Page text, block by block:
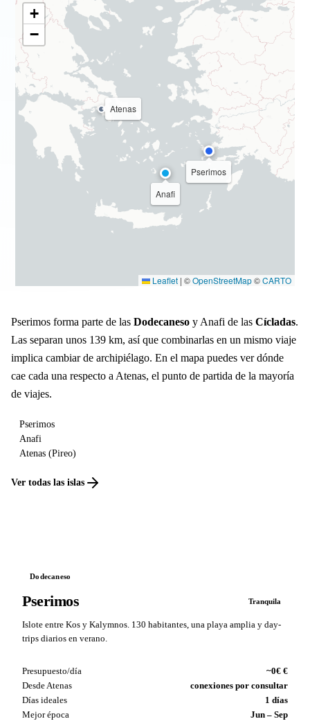
Pserimos
Anafi
Atenas
+
−
Leaflet | ©OpenStreetMap©CARTO
Pserimos forma parte de las Dodecaneso y Anafi de las Cícladas.
Las separan unos 139 km, así que combinarlas en un mismo viaje
implica cambiar de archipiélago. En el mapa puedes ver dónde
cae cada una respecto a Atenas, el punto de partida de la mayoría
de viajes.
Pserimos
Anafi
Atenas (Pireo)
Ver todas las islas
Dodecaneso
Pserimos Tranquila
Islote entre Kos y Kalymnos. 130 habitantes, una playa amplia y day-
trips diarios en verano.
Presupuesto/día
~0€ €
Desde Atenas
conexiones por consultar
Días ideales
1 días
Mejor época
Jun – Sep